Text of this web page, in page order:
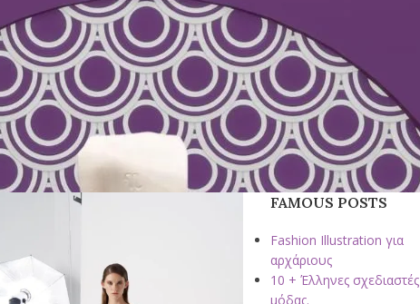
FAMOUS POSTS
Fashion Illustration για
αρχάριους
10 + Έλληνες σχεδιαστές
μόδας.